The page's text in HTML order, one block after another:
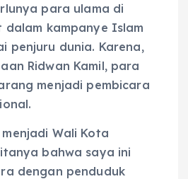
para ulama di
kampanye Islam
penjuru dunia. Karena,
Ridwan Kamil, para
menjadi pembicara
Wali Kota
bahwa saya ini
dengan penduduk